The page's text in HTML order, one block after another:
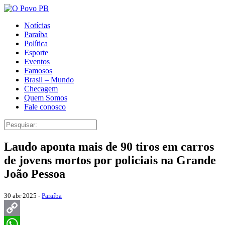
Notícias
Paraíba
Política
Esporte
Eventos
Famosos
Brasil – Mundo
Checagem
Quem Somos
Fale conosco
Laudo aponta mais de 90 tiros em carros
de jovens mortos por policiais na Grande
João Pessoa
30 abr 2025 - Paraíba